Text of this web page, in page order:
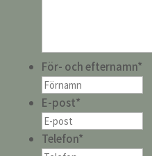
För- och efternamn*
E-post*
Telefon*